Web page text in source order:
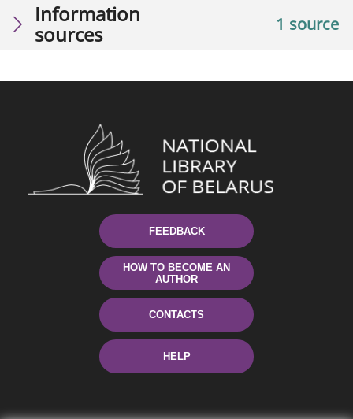
1 source
Information
sources
FEEDBACK
HOW TO BECOME AN
AUTHOR
CONTACTS
HELP